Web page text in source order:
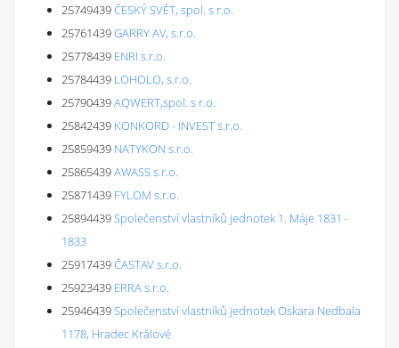
25749439ČESKÝ SVĚT, spol. s r.o.
25761439GARRY AV, s.r.o.
25778439 ENRI s.r.o.
25784439 LOHOLO, s.r.o.
25790439AQWERT,spol. s r.o.
25842439 KONKORD - INVEST s.r.o.
25859439 NATYKON s.r.o.
25865439AWASS s.r.o.
25871439 FYLOM s.r.o.
25894439Společenství vlastníků jednotek 1. Máje 1831 -
1833
25917439ČASTAV s.r.o.
25923439 ERRA s.r.o.
25946439Společenství vlastníků jednotek Oskara Nedbala
1178, Hradec Králové